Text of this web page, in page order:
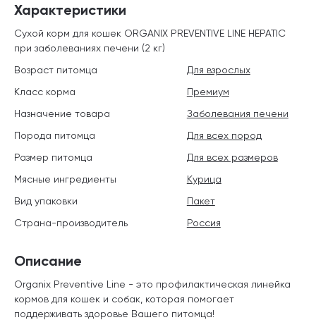
Описание
Organix Preventive Line - это профилактическая линейка
кормов для кошек и собак, которая помогает
поддерживать здоровье Вашего питомца!
Характеристики
Сухой корм для кошек ORGANIX PREVENTIVE LINE HEPATIC
при заболеваниях печени (2 кг)
Возраст питомца
Для взрослых
Класс корма
Премиум
Назначение товара
Заболевания печени
Порода питомца
Для всех пород
Размер питомца
Для всех размеров
Мясные ингредиенты
Курица
Вид упаковки
Пакет
Страна-производитель
Россия